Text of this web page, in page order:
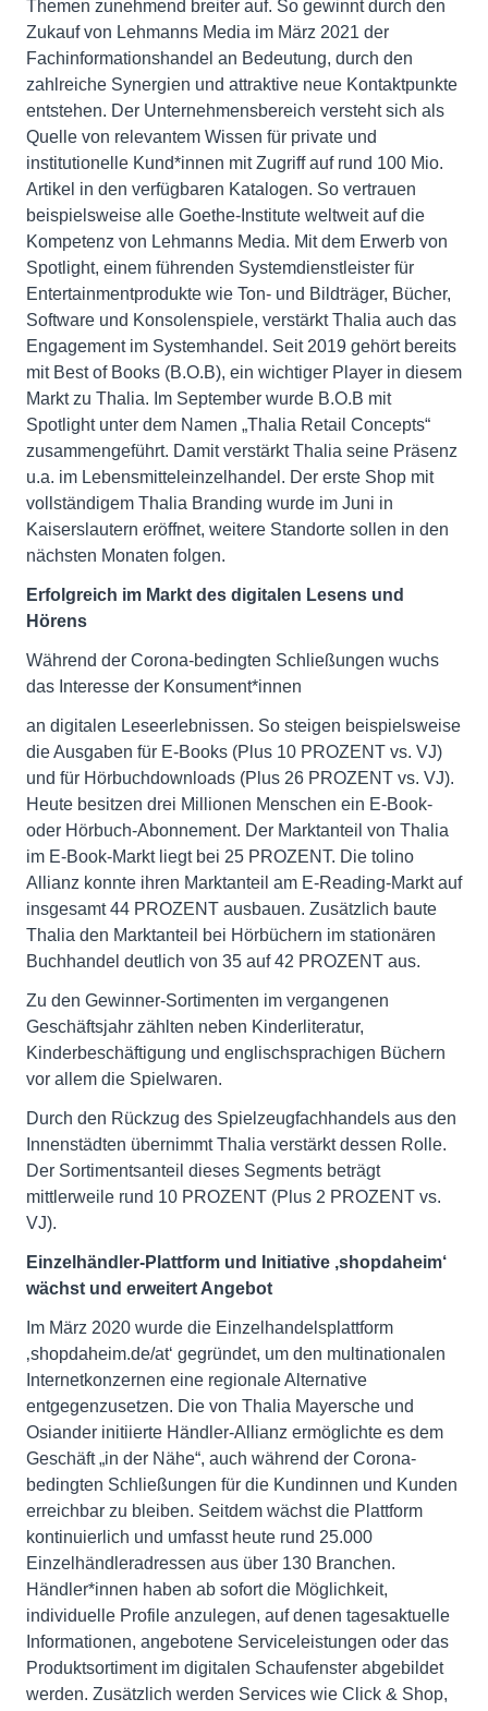
Themen zunehmend breiter auf. So gewinnt durch den
Zukauf von Lehmanns Media im März 2021 der
Fachinformationshandel an Bedeutung, durch den
zahlreiche Synergien und attraktive neue Kontaktpunkte
entstehen. Der Unternehmensbereich versteht sich als
Quelle von relevantem Wissen für private und
institutionelle Kund*innen mit Zugriff auf rund 100 Mio.
Artikel in den verfügbaren Katalogen. So vertrauen
beispielsweise alle Goethe-Institute weltweit auf die
Kompetenz von Lehmanns Media. Mit dem Erwerb von
Spotlight, einem führenden Systemdienstleister für
Entertainmentprodukte wie Ton- und Bildträger, Bücher,
Software und Konsolenspiele, verstärkt Thalia auch das
Engagement im Systemhandel. Seit 2019 gehört bereits
mit Best of Books (B.O.B), ein wichtiger Player in diesem
Markt zu Thalia. Im September wurde B.O.B mit
Spotlight unter dem Namen „Thalia Retail Concepts“
zusammengeführt. Damit verstärkt Thalia seine Präsenz
u.a. im Lebensmitteleinzelhandel. Der erste Shop mit
vollständigem Thalia Branding wurde im Juni in
Kaiserslautern eröffnet, weitere Standorte sollen in den
nächsten Monaten folgen.
Erfolgreich im Markt des digitalen Lesens und
Hörens
Während der Corona-bedingten Schließungen wuchs
das Interesse der Konsument*innen
an digitalen Leseerlebnissen. So steigen beispielsweise
die Ausgaben für E-Books (Plus 10 PROZENT vs. VJ)
und für Hörbuchdownloads (Plus 26 PROZENT vs. VJ).
Heute besitzen drei Millionen Menschen ein E-Book-
oder Hörbuch-Abonnement. Der Marktanteil von Thalia
im E-Book-Markt liegt bei 25 PROZENT. Die tolino
Allianz konnte ihren Marktanteil am E-Reading-Markt auf
insgesamt 44 PROZENT ausbauen. Zusätzlich baute
Thalia den Marktanteil bei Hörbüchern im stationären
Buchhandel deutlich von 35 auf 42 PROZENT aus.
Zu den Gewinner-Sortimenten im vergangenen
Geschäftsjahr zählten neben Kinderliteratur,
Kinderbeschäftigung und englischsprachigen Büchern
vor allem die Spielwaren.
Durch den Rückzug des Spielzeugfachhandels aus den
Innenstädten übernimmt Thalia verstärkt dessen Rolle.
Der Sortimentsanteil dieses Segments beträgt
mittlerweile rund 10 PROZENT (Plus 2 PROZENT vs.
VJ).
Einzelhändler-Plattform und Initiative ‚shopdaheim‘
wächst und erweitert Angebot
Im März 2020 wurde die Einzelhandelsplattform
‚shopdaheim.de/at‘ gegründet, um den multinationalen
Internetkonzernen eine regionale Alternative
entgegenzusetzen. Die von Thalia Mayersche und
Osiander initiierte Händler-Allianz ermöglichte es dem
Geschäft „in der Nähe“, auch während der Corona-
bedingten Schließungen für die Kundinnen und Kunden
erreichbar zu bleiben. Seitdem wächst die Plattform
kontinuierlich und umfasst heute rund 25.000
Einzelhändleradressen aus über 130 Branchen.
Händler*innen haben ab sofort die Möglichkeit,
individuelle Profile anzulegen, auf denen tagesaktuelle
Informationen, angebotene Serviceleistungen oder das
Produktsortiment im digitalen Schaufenster abgebildet
werden. Zusätzlich werden Services wie Click & Shop,